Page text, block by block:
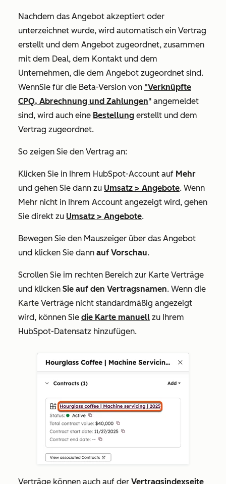
Nachdem das Angebot akzeptiert oder
unterzeichnet wurde, wird automatisch ein Vertrag
erstellt und dem Angebot zugeordnet, zusammen
mit dem Deal, dem Kontakt und dem
Unternehmen, die dem Angebot zugeordnet sind.
WennSie für die Beta-Version von "Verknüpfte
CPQ, Abrechnung und Zahlungen" angemeldet
sind, wird auch eine Bestellung erstellt und dem
Vertrag zugeordnet.
So zeigen Sie den Vertrag an:
Klicken Sie in Ihrem HubSpot-Account auf Mehr
und gehen Sie dann zu Umsatz > Angebote. Wenn
Mehr nicht in Ihrem Account angezeigt wird, gehen
Sie direkt zu Umsatz > Angebote.
Bewegen Sie den Mauszeiger über das Angebot
und klicken Sie dann auf Vorschau.
Scrollen Sie im rechten Bereich zur Karte Verträge
und klicken Sie auf den Vertragsnamen. Wenn die
Karte Verträge nicht standardmäßig angezeigt
wird, können Sie die Karte manuell zu Ihrem
HubSpot-Datensatz hinzufügen.
Verträge können auch auf der Vertragsindexseite